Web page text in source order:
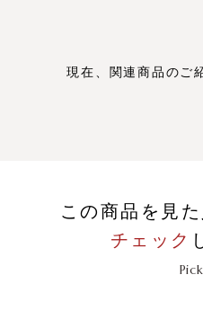
現在、関連商品のご
この商品を見
チェック